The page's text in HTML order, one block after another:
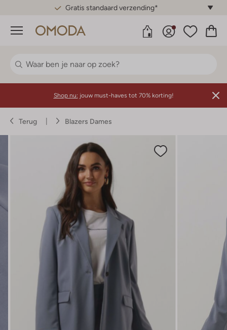
Gratis standaard verzending*
Menu
Shop nu: jouw must-haves tot 70% korting!
Terug Blazers Dames